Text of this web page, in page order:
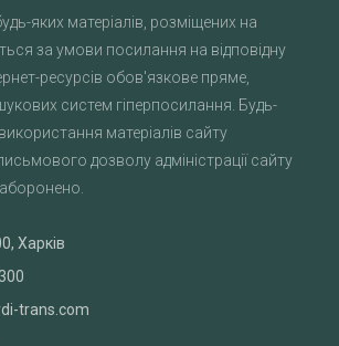
яких матеріалів, розміщених на
за умови посилання на відповідну
ресурсів обов'язкове пряме,
систем гіперпосилання. Будь-
матеріалів сайту
дозволу адміністрації сайту
Харків
trans.com